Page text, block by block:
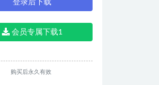
登录后下载
会员专属下载1
购买后永久有效